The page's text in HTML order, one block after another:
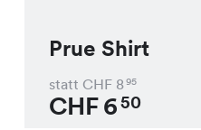
Prue Shirt
statt CHF 895
CHF650